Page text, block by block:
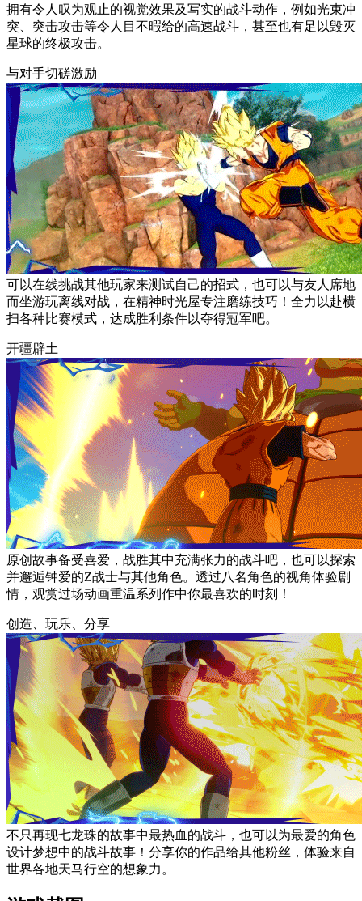
拥有令人叹为观止的视觉效果及写实的战斗动作，例如光束冲
突、突击攻击等令人目不暇给的高速战斗，甚至也有足以毁灭
星球的终极攻击。
与对手切磋激励
可以在线挑战其他玩家来测试自己的招式，也可以与友人席地
而坐游玩离线对战，在精神时光屋专注磨练技巧！全力以赴横
扫各种比赛模式，达成胜利条件以夺得冠军吧。
开疆辟土
原创故事备受喜爱，战胜其中充满张力的战斗吧，也可以探索
并邂逅钟爱的Z战士与其他角色。透过八名角色的视角体验剧
情，观赏过场动画重温系列作中你最喜欢的时刻！
创造、玩乐、分享
不只再现七龙珠的故事中最热血的战斗，也可以为最爱的角色
设计梦想中的战斗故事！分享你的作品给其他粉丝，体验来自
世界各地天马行空的想象力。